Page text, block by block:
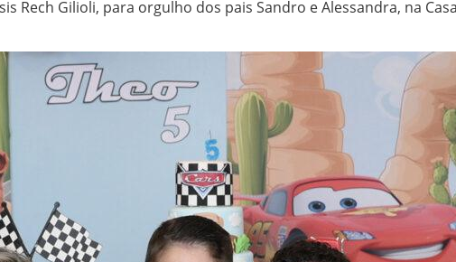
Rech Gilioli, para orgulho dos pais Sandro e Alessandra, na